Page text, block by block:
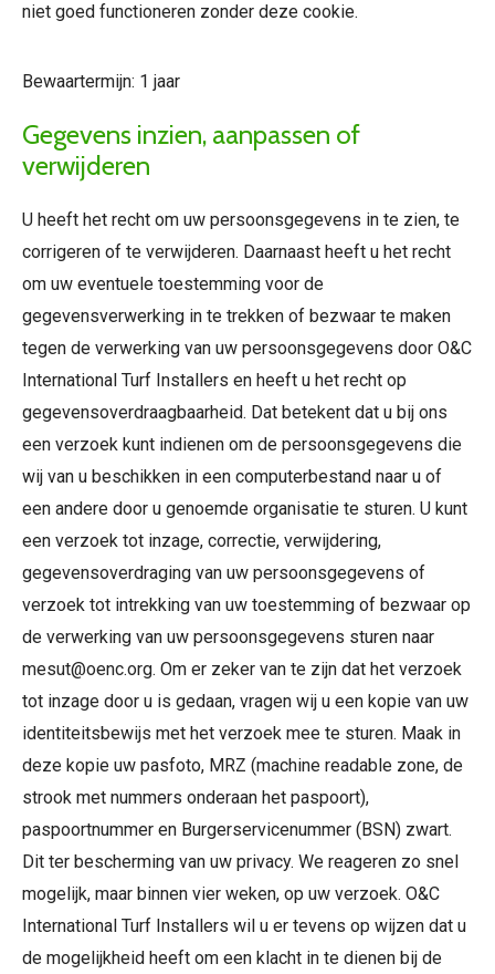
niet goed functioneren zonder deze cookie.
Bewaartermijn: 1 jaar
Gegevens inzien, aanpassen of
verwijderen
U heeft het recht om uw persoonsgegevens in te zien, te
corrigeren of te verwijderen. Daarnaast heeft u het recht
om uw eventuele toestemming voor de
gegevensverwerking in te trekken of bezwaar te maken
tegen de verwerking van uw persoonsgegevens door O&C
International Turf Installers en heeft u het recht op
gegevensoverdraagbaarheid. Dat betekent dat u bij ons
een verzoek kunt indienen om de persoonsgegevens die
wij van u beschikken in een computerbestand naar u of
een andere door u genoemde organisatie te sturen. U kunt
een verzoek tot inzage, correctie, verwijdering,
gegevensoverdraging van uw persoonsgegevens of
verzoek tot intrekking van uw toestemming of bezwaar op
de verwerking van uw persoonsgegevens sturen naar
mesut@oenc.org. Om er zeker van te zijn dat het verzoek
tot inzage door u is gedaan, vragen wij u een kopie van uw
identiteitsbewijs met het verzoek mee te sturen. Maak in
deze kopie uw pasfoto, MRZ (machine readable zone, de
strook met nummers onderaan het paspoort),
paspoortnummer en Burgerservicenummer (BSN) zwart.
Dit ter bescherming van uw privacy. We reageren zo snel
mogelijk, maar binnen vier weken, op uw verzoek. O&C
International Turf Installers wil u er tevens op wijzen dat u
de mogelijkheid heeft om een klacht in te dienen bij de